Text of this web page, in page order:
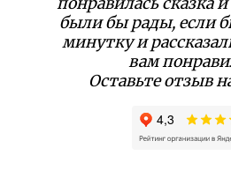
были бы рады, если
минутку и
вам
Оставьте отзыв